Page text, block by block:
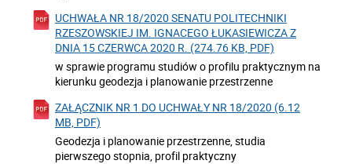
UCHWAŁA NR 18/2020 SENATU POLITECHNIKI
RZESZOWSKIEJ IM. IGNACEGO ŁUKASIEWICZA Z
DNIA 15 CZERWCA 2020 R. (274.76 KB, PDF)
w sprawie programu studiów o profilu praktycznym na
kierunku geodezja i planowanie przestrzenne
ZAŁĄCZNIK NR 1 DO UCHWAŁY NR 18/2020 (6.12
MB, PDF)
Geodezja i planowanie przestrzenne, studia
pierwszego stopnia, profil praktyczny